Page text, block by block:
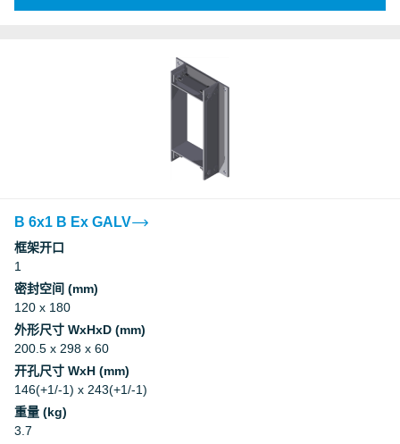
B 6x1 B Ex GALV
框架开口
1
密封空间 (mm)
120 x 180
外形尺寸 WxHxD (mm)
200.5 x 298 x 60
开孔尺寸 WxH (mm)
146(+1/-1) x 243(+1/-1)
重量 (kg)
3.7